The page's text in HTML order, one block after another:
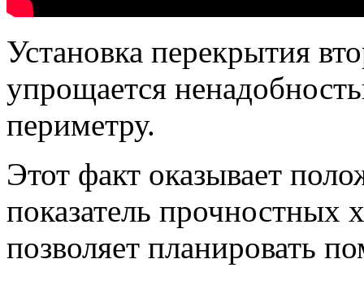
Установка перекрытия
упрощается
периметру.
Этот факт оказывает
показатель прочностных
позволяет планировать